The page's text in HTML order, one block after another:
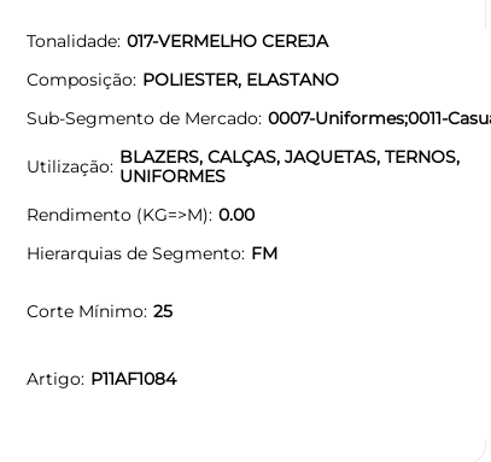
Tonalidade 017-VERMELHO CEREJA
Composição POLIESTER, ELASTANO
Sub-Segmento de Mercado 0007-Uniformes;0011-
Utilização BLAZERS, CALÇAS, JAQUETAS, TERNOS,
UNIFORMES
Rendimento (KG=>M) 0.00
Hierarquias de Segmento FM
Corte Mínimo 25
Artigo P11AF1084